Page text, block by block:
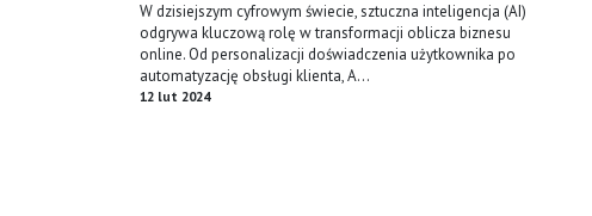
W dzisiejszym cyfrowym świecie, sztuczna inteligencja (AI)
odgrywa kluczową rolę w transformacji oblicza biznesu
online. Od personalizacji doświadczenia użytkownika po
automatyzację obsługi klienta, A...
12 lut 2024